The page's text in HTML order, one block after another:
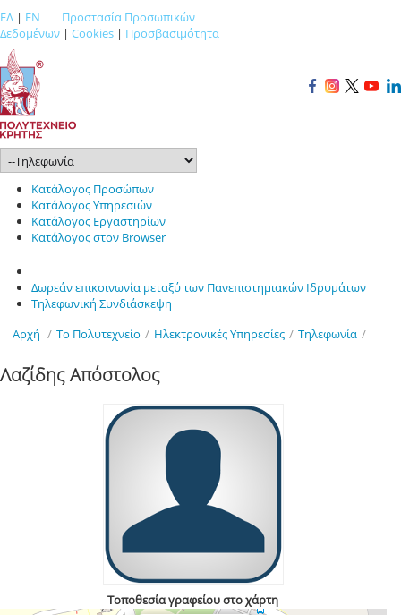
ΕΛ | EN
Προστασία Προσωπικών
Δεδομένων | Cookies | Προσβασιμότητα
Κατάλογος Προσώπων
Κατάλογος Υπηρεσιών
Κατάλογος Εργαστηρίων
Κατάλογος στον Browser
Δωρεάν επικοινωνία μεταξύ των Πανεπιστημιακών Ιδρυμάτων
Τηλεφωνική Συνδιάσκεψη
Αρχή / Το Πολυτεχνείο / Ηλεκτρονικές Υπηρεσίες / Τηλεφωνία /
Λαζίδης Απόστολος
Τοποθεσία γραφείου στο χάρτη